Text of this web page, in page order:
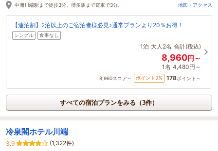
中洲川端駅まで徒歩3分。博多駅まで電車で3分。 地図・アクセス
【連泊割】2泊以上のご宿泊者様必見♪通常プランより20％お得！
シングル 食事なし
1泊 大人2名 合計(税込)
8,960円～
1名 4,480円～
8,960スコア～ ポイント 2% 178ポイント～
すべての宿泊プランをみる（3件）
冷泉閣ホテル川端
3.9
(1,322件)